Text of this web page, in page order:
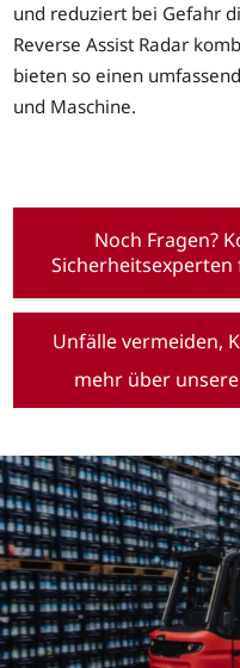
und reduziert bei Gefahr
Reverse Assist Radar
bieten so einen
und Maschine.
Noch Fragen?
Unfälle vermeiden,
mehr über